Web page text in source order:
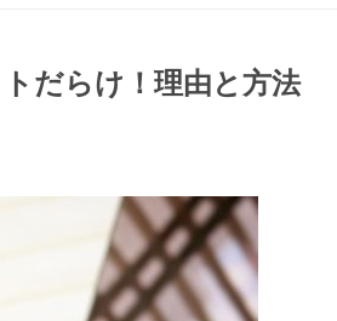
だらけ！理由と方法